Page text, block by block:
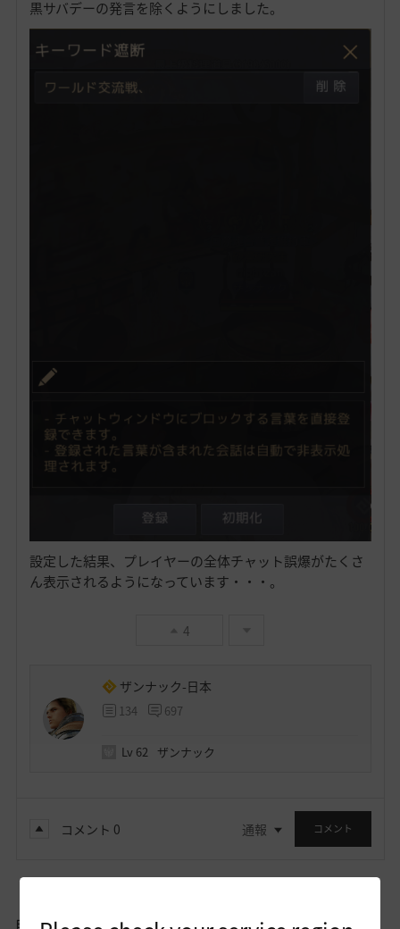
黒サバデーの発言を除くようにしました。
設定した結果、プレイヤーの全体チャット誤爆がたくさ
ん表示されるようになっています・・・。
4
ザンナック-日本
134 697
Lv 62 ザンナック
コメント 0 通報 コメント
自由掲示板